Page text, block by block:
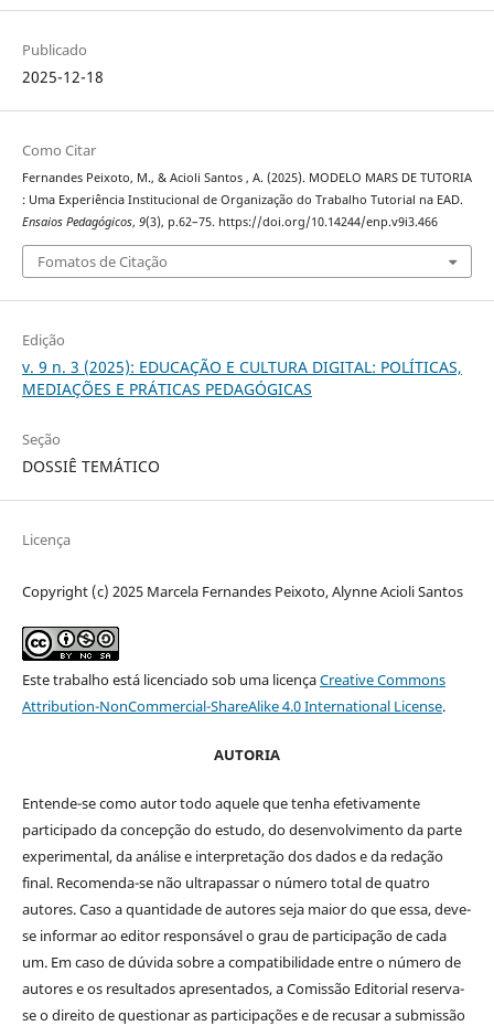
Publicado
2025-12-18
Como Citar
Fernandes Peixoto, M., & Acioli Santos , A. (2025). MODELO MARS DE TUTORIA
: Uma Experiência Institucional de Organização do Trabalho Tutorial na EAD.
Ensaios Pedagógicos, 9(3), p.62–75. https://doi.org/10.14244/enp.v9i3.466
Fomatos de Citação
Edição
v. 9 n. 3 (2025): EDUCAÇÃO E CULTURA DIGITAL: POLÍTICAS,
MEDIAÇÕES E PRÁTICAS PEDAGÓGICAS
Seção
DOSSIÊ TEMÁTICO
Licença
Copyright (c) 2025 Marcela Fernandes Peixoto, Alynne Acioli Santos
Este trabalho está licenciado sob uma licençaCreative Commons
Attribution-NonCommercial-ShareAlike 4.0 International License.
AUTORIA
Entende-se como autor todo aquele que tenha efetivamente
participado da concepção do estudo, do desenvolvimento da parte
experimental, da análise e interpretação dos dados e da redação
final. Recomenda-se não ultrapassar o número total de quatro
autores. Caso a quantidade de autores seja maior do que essa, deve-
se informar ao editor responsável o grau de participação de cada
um. Em caso de dúvida sobre a compatibilidade entre o número de
autores e os resultados apresentados, a Comissão Editorial reserva-
se o direito de questionar as participações e de recusar a submissão